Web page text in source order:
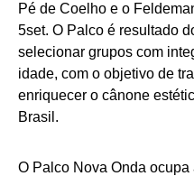
Pé de Coelho e o
5set. O Palco é resultado
selecionar grupos com
idade, com o objetivo de
enriquecer o cânone
Brasil.
O Palco Nova Onda